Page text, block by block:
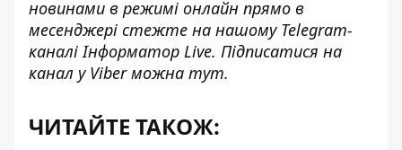
новинами в режимі онлайн прямо в
месенджері стежте на нашому Telegram-
каналіІнформатор Live. Підписатися на
канал у Viber можна тут.
ЧИТАЙТЕ ТАКОЖ: